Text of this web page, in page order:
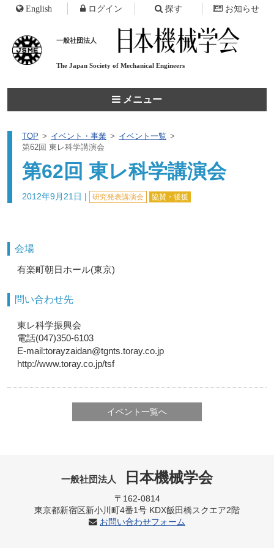
一般社団法人
The Japan Society of Mechanical Engineers
メニュー
English ログイン 探す お知らせ
TOP イベント・事業
イベント一覧
第62回 東レ科学講演会
第62回 東レ科学講演会
2012年9月21日 | 研究発表講演会 協賛・後援
会場
有楽町朝日ホール(東京)
問い合わせ先
東レ科学振興会
電話(047)350-6103
E-mail:torayzaidan@tgnts.toray.co.jp
http://www.toray.co.jp/tsf
イベント一覧へ
一般社団法人 日本機械学会
〒162-0814
東京都新宿区新小川町4番1号 KDX飯田橋スクエア2階
お問い合わせフォーム